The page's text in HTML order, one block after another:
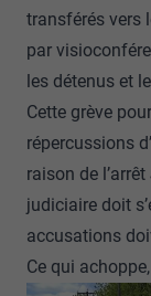
transférés vers
par
les détenus et
Cette grève
répercussions
raison de
judiciaire doit
accusations
Ce qui